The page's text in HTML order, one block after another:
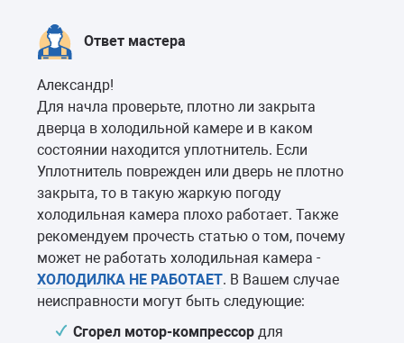
Ответ мастера
Александр!
Для начла проверьте, плотно ли закрыта
дверца в холодильной камере и в каком
состоянии находится уплотнитель. Если
Уплотнитель поврежден или дверь не плотно
закрыта, то в такую жаркую погоду
холодильная камера плохо работает. Также
рекомендуем прочесть статью о том, почему
может не работать холодильная камера -
ХОЛОДИЛКА НЕ РАБОТАЕТ. В Вашем случае
неисправности могут быть следующие:
Сгорел мотор-компрессор для